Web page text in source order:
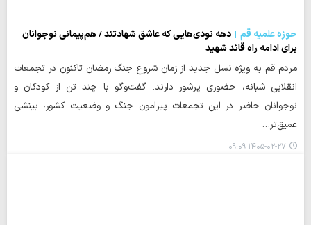
حوزه علمیه قم
دهه نودی‌هایی که عاشق شهادتند / هم‌پیمانی نوجوانان
برای ادامه راه قائد شهید
مردم قم به ویژه نسل جدید از زمان شروع جنگ رمضان تاکنون در تجمعات
انقلابی شبانه، حضوری پرشور دارند. گفت‌وگو با چند تن از کودکان و
نوجوانان حاضر در این تجمعات پیرامون جنگ و وضعیت کشور، بینشی
عمیق‌تر…
۱۴۰۵-۰۲-۲۷ ۰۹:۰۹